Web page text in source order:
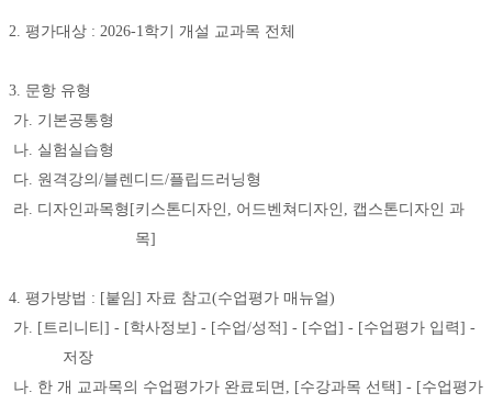
2. 평가대상 : 2026-1학기 개설 교과목 전체
3. 문항 유형
가. 기본공통형
나. 실험실습형
다. 원격강의/블렌디드/플립드러닝형
라. 디자인과목형[키스톤디자인, 어드벤쳐디자인, 캡스톤디자인 과
목]
4. 평가방법 : [붙임] 자료 참고(수업평가 매뉴얼)
가. [트리니티] - [학사정보] - [수업/성적] - [수업] - [수업평가 입력] -
저장
나. 한 개 교과목의 수업평가가 완료되면, [수강과목 선택] - [수업평가